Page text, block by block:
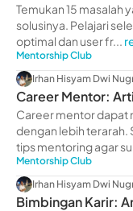
Solusinya
Temukan 15 masalah
solusinya. Pelajari
optimal dan user fr...
Mentorship Club
Irhan Hisyam Dwi
Career Mentor:
Career mentor
dengan lebih terarah.
tips mentoring agar
Mentorship Club
Irhan Hisyam Dwi
Bimbingan Karir: